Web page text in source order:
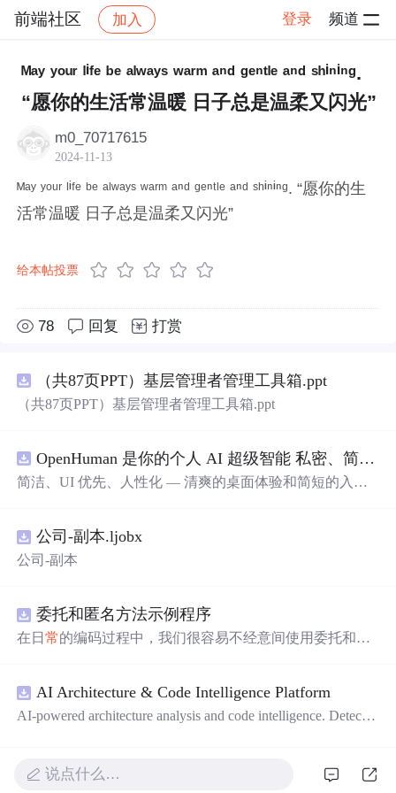
前端社区 加入 登录 频道
社区 前端社区 帖子详情
ᴹᵃʸ ʸᵒᵘʳ ˡⁱᶠᵉ ᵇᵉ ᵃˡʷᵃʸˢ ʷᵃʳᵐ ᵃⁿᵈ ᵍᵉⁿᵗˡᵉ ᵃⁿᵈ ˢʰⁱⁿⁱⁿᵍ.
“愿你的生活常温暖 日子总是温柔又闪光”
m0_70717615
2024-11-13
ᴹᵃʸ ʸᵒᵘʳ ˡⁱᶠᵉ ᵇᵉ ᵃˡʷᵃʸˢ ʷᵃʳᵐ ᵃⁿᵈ ᵍᵉⁿᵗˡᵉ ᵃⁿᵈ ˢʰⁱⁿⁱⁿᵍ. “愿你的生
活常温暖 日子总是温柔又闪光”
给本帖投票
78 回复 打赏
（共87页PPT）基层管理者管理工具箱.ppt
（共87页PPT）基层管理者管理工具箱.ppt
OpenHuman 是你的个人 AI 超级智能 私密、简洁、极其强大
简洁、UI 优先、人性化 — 清爽的桌面体验和简短的入门
吉祥物，会说话、能感知周围环境、可作为真实参与者加
入你的 Google Meet 会议、跨周记住你，即使你停止输入
公司-副本.ljobx
公司-副本
委托和匿名方法示例程序
在日常的编码过程中，我们很容易不经意间使用委托和匿
的完整项目示例。
AI Architecture & Code Intelligence Platform
AI-powered architecture analysis and code intelligence. Detects
说点什么…